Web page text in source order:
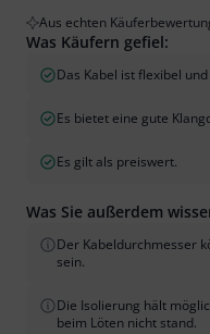
Aus echten
Was Käufern gefiel:
Das Kabel ist flexibel
Es bietet eine gute
Es gilt als preiswert.
Was Sie außerdem
Der Kabeldurchmesser
sein.
Die Isolierung hält
beim Löten nicht stand.